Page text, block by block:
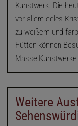
Kunstwerk. Die
vor allem edles
zu weißem und
Hütten können
Masse
Weitere